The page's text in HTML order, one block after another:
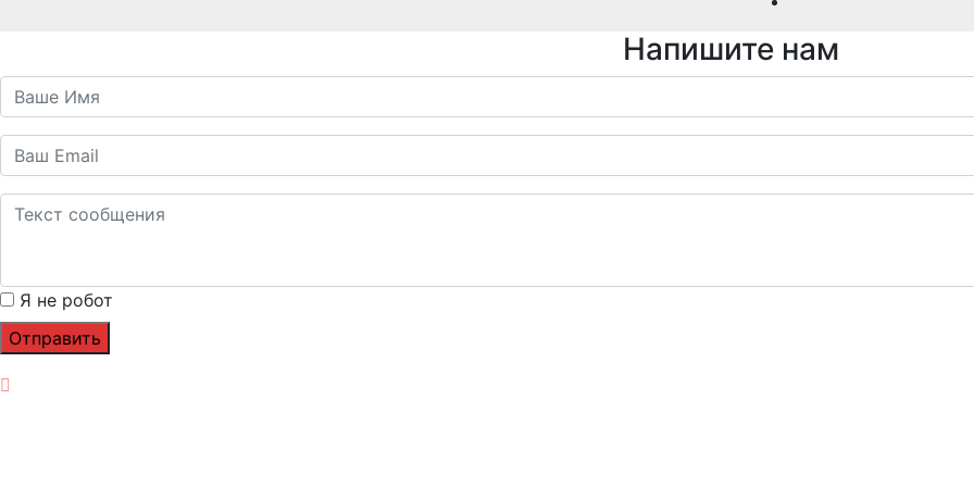
Напишите нам
Я не робот
Отправить